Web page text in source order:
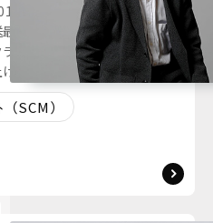
年にブレインパッドへ新
適化プロジェクトに従事し
イアントと分析プロジェク
支援に取り組む。
SCM）